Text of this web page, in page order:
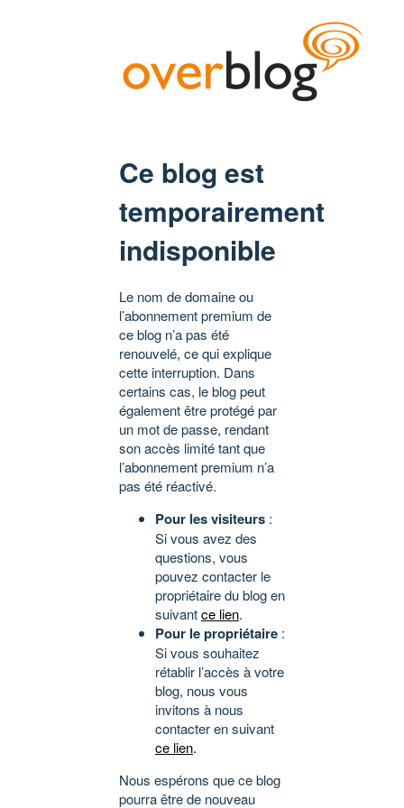
Ce blog est
temporairement
indisponible
Le nom de domaine ou
l’abonnement premium de
ce blog n’a pas été
renouvelé, ce qui explique
cette interruption. Dans
certains cas, le blog peut
également être protégé par
un mot de passe, rendant
son accès limité tant que
l’abonnement premium n’a
pas été réactivé.
Pour les visiteurs :
Si vous avez des
questions, vous
pouvez contacter le
propriétaire du blog en
suivantce lien.
Pour le propriétaire :
Si vous souhaitez
rétablir l’accès à votre
blog, nous vous
invitons à nous
contacter en suivant
ce lien.
Nous espérons que ce blog
pourra être de nouveau